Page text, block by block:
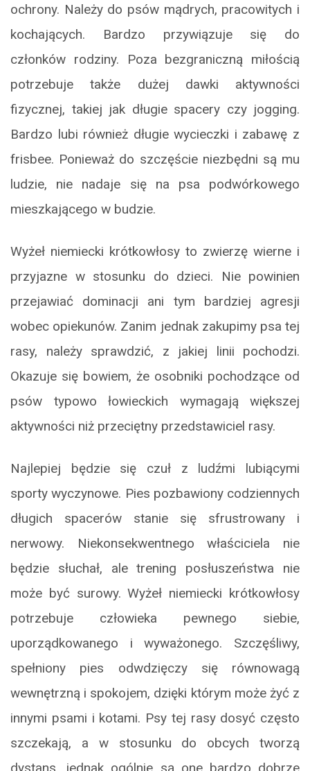
ochrony. Należy do psów mądrych, pracowitych i
kochających. Bardzo przywiązuje się do
członków rodziny. Poza bezgraniczną miłością
potrzebuje także dużej dawki aktywności
fizycznej, takiej jak długie spacery czy jogging.
Bardzo lubi również długie wycieczki i zabawę z
frisbee. Ponieważ do szczęście niezbędni są mu
ludzie, nie nadaje się na psa podwórkowego
mieszkającego w budzie.
Wyżeł niemiecki krótkowłosy to zwierzę wierne i
przyjazne w stosunku do dzieci. Nie powinien
przejawiać dominacji ani tym bardziej agresji
wobec opiekunów. Zanim jednak zakupimy psa tej
rasy, należy sprawdzić, z jakiej linii pochodzi.
Okazuje się bowiem, że osobniki pochodzące od
psów typowo łowieckich wymagają większej
aktywności niż przeciętny przedstawiciel rasy.
Najlepiej będzie się czuł z ludźmi lubiącymi
sporty wyczynowe. Pies pozbawiony codziennych
długich spacerów stanie się sfrustrowany i
nerwowy. Niekonsekwentnego właściciela nie
będzie słuchał, ale trening posłuszeństwa nie
może być surowy. Wyżeł niemiecki krótkowłosy
potrzebuje człowieka pewnego siebie,
uporządkowanego i wyważonego. Szczęśliwy,
spełniony pies odwdzięczy się równowagą
wewnętrzną i spokojem, dzięki którym może żyć z
innymi psami i kotami. Psy tej rasy dosyć często
szczekają, a w stosunku do obcych tworzą
dystans, jednak ogólnie są one bardzo dobrze